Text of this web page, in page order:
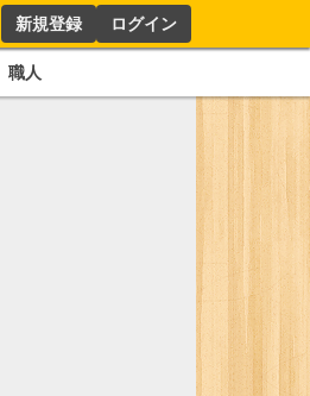
新規登録 ログイン
職人